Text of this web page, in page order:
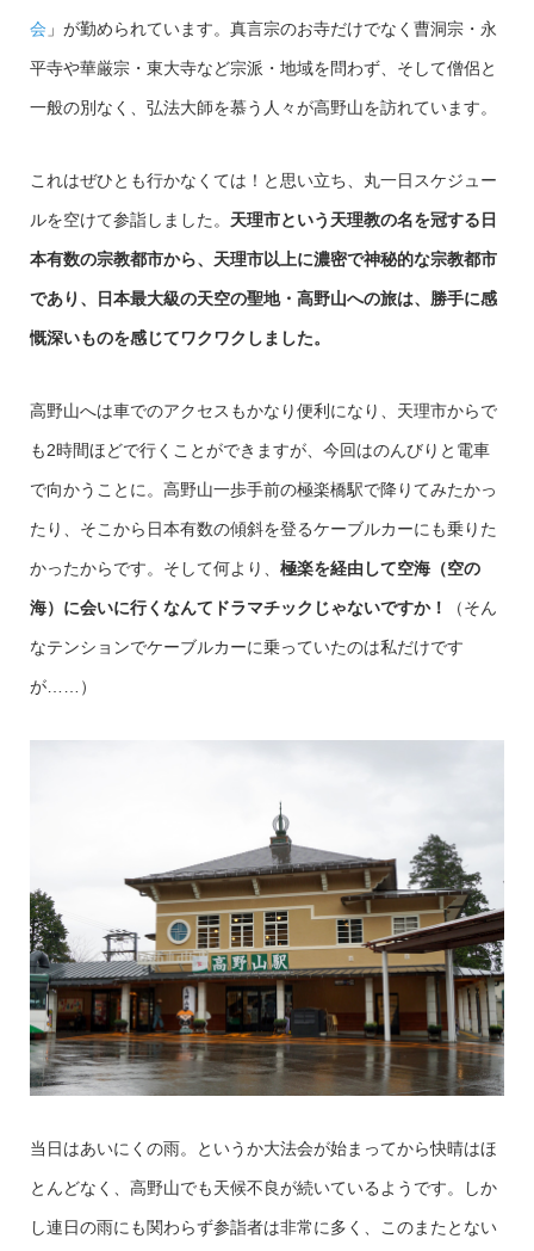
会 」が勤められています。真言宗のお寺だけでなく曹洞宗・永
平寺や華厳宗・東大寺など宗派・地域を問わず、そして僧侶と
一般の別なく、弘法大師を慕う人々が高野山を訪れています。
これはぜひとも行かなくては！と思い立ち、丸一日スケジュー
ルを空けて参詣しました。 天理市という天理教の名を冠する日
本有数の宗教都市から、天理市以上に濃密で神秘的な宗教都市
であり、日本最大級の天空の聖地・高野山への旅は、勝手に感
慨深いものを感じてワクワクしました。
高野山へは車でのアクセスもかなり便利になり、天理市からで
も2時間ほどで行くことができますが、今回はのんびりと電車
で向かうことに。高野山一歩手前の極楽橋駅で降りてみたかっ
たり、そこから日本有数の傾斜を登るケーブルカーにも乗りた
かったからです。そして何より、 極楽を経由して空海（空の
海）に会いに行くなんてドラマチックじゃないですか！ （そん
なテンションでケーブルカーに乗っていたのは私だけです
が……）
当日はあいにくの雨。というか大法会が始まってから快晴はほ
とんどなく、高野山でも天候不良が続いているようです。しか
し連日の雨にも関わらず参詣者は非常に多く、このまたとない